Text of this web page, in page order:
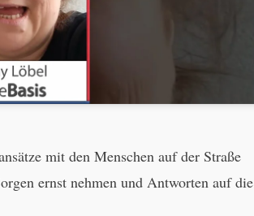
mit den Menschen auf der Straße
ernst nehmen und Antworten auf die